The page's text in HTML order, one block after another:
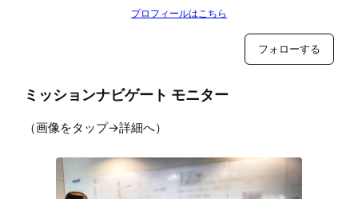
プロフィールはこちら
フォローする
ミッションナビゲート モニター
（画像をタップ→詳細へ）